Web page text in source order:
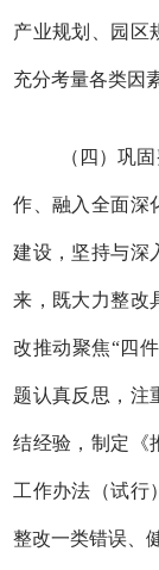
产业规划、园区
充分考量各类因
（四）巩
作、融入全面深
建设，坚持与深
来，既大力整改
改推动聚焦“四
题认真反思，注
结经验，制定《
工作办法（试行
整改一类错误、